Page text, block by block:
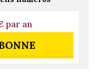
par an